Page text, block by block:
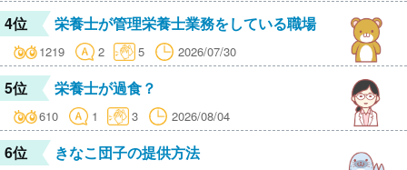
4位 栄養士が管理栄養士業務をしている職場
1219 2 5 2026/07/30
5位 栄養士が過食？
610 1 3 2026/08/04
6位 きなこ団子の提供方法